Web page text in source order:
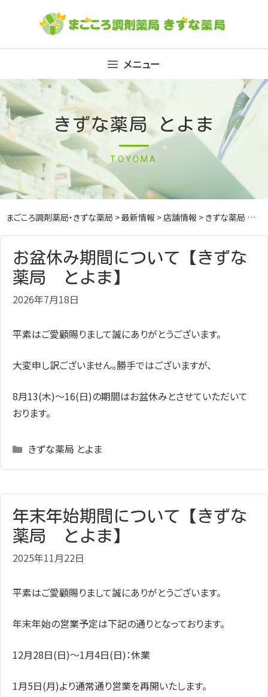
メニュー
きずな薬局 とよま
TOYOMA
まごころ調剤薬局・きずな薬局 >最新情報 > 店舗情報 > きずな薬局 とよま
お盆休み期間について【きずな
薬局 とよま】
2026年7月18日
平素はご愛顧賜りまして誠にありがとうございます。
大変申し訳ございません。勝手ではございますが、
8月13(木)～16(日)の期間はお盆休みとさせていただいて
おります。
Categories
きずな薬局 とよま
年末年始期間について【きずな
薬局 とよま】
2025年11月22日
平素はご愛顧賜りまして誠にありがとうございます。
年末年始の営業予定は下記の通りとなっております。
12月28日(日)～1月4日(日)：休業
1月5日(月)より通常通り営業を再開いたします。